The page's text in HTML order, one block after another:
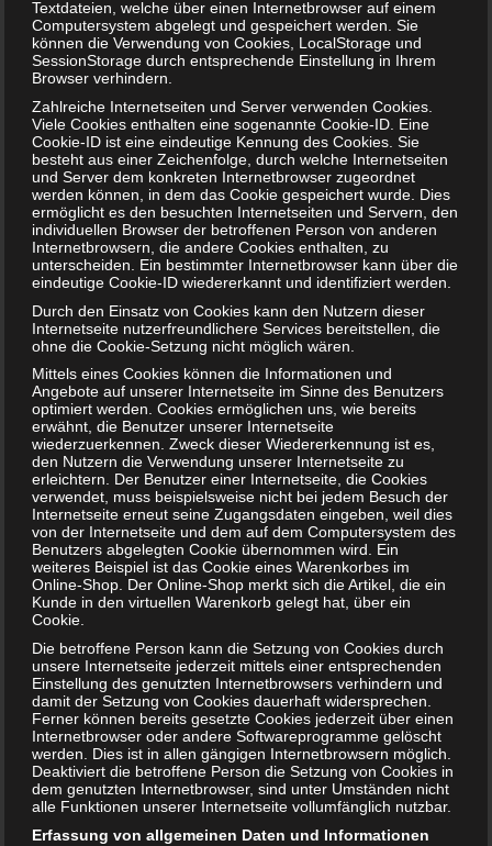
Pfannkuchen – einfach und lecker
7. MÄRZ 2023
Pfannkuchen mag einfach jeder. Ob groß, ob klein,
Pfannkuchen in allen Varianten werden immer gerne
genommen. Heute möchten wir euch ein sehr einfaches,
aber richtig…
WEITERLESEN...
Sushi in der Schwangerschaft – lieber die
Finger weg?
7. MÄRZ 2023
Sushi ist bekannt für seine leckeren und gleichzeitig
gesunden Zutaten und wird oft mit Sojasauce, Wasabi oder
Textdateien, welche über einen Internetbrowser auf einem
Computersystem abgelegt und gespeichert werden. Sie
können die Verwendung von Cookies, LocalStorage und
SessionStorage durch entsprechende Einstellung in Ihrem
Browser verhindern.
Zahlreiche Internetseiten und Server verwenden Cookies.
Viele Cookies enthalten eine sogenannte Cookie-ID. Eine
Cookie-ID ist eine eindeutige Kennung des Cookies. Sie
besteht aus einer Zeichenfolge, durch welche Internetseiten
und Server dem konkreten Internetbrowser zugeordnet
werden können, in dem das Cookie gespeichert wurde. Dies
ermöglicht es den besuchten Internetseiten und Servern, den
individuellen Browser der betroffenen Person von anderen
Internetbrowsern, die andere Cookies enthalten, zu
unterscheiden. Ein bestimmter Internetbrowser kann über die
eindeutige Cookie-ID wiedererkannt und identifiziert werden.
Durch den Einsatz von Cookies kann den Nutzern dieser
Internetseite nutzerfreundlichere Services bereitstellen, die
ohne die Cookie-Setzung nicht möglich wären.
Mittels eines Cookies können die Informationen und
Angebote auf unserer Internetseite im Sinne des Benutzers
optimiert werden. Cookies ermöglichen uns, wie bereits
erwähnt, die Benutzer unserer Internetseite
wiederzuerkennen. Zweck dieser Wiedererkennung ist es,
den Nutzern die Verwendung unserer Internetseite zu
erleichtern. Der Benutzer einer Internetseite, die Cookies
verwendet, muss beispielsweise nicht bei jedem Besuch der
Internetseite erneut seine Zugangsdaten eingeben, weil dies
von der Internetseite und dem auf dem Computersystem des
Benutzers abgelegten Cookie übernommen wird. Ein
weiteres Beispiel ist das Cookie eines Warenkorbes im
Online-Shop. Der Online-Shop merkt sich die Artikel, die ein
Kunde in den virtuellen Warenkorb gelegt hat, über ein
Cookie.
Die betroffene Person kann die Setzung von Cookies durch
unsere Internetseite jederzeit mittels einer entsprechenden
Einstellung des genutzten Internetbrowsers verhindern und
damit der Setzung von Cookies dauerhaft widersprechen.
Ferner können bereits gesetzte Cookies jederzeit über einen
Internetbrowser oder andere Softwareprogramme gelöscht
werden. Dies ist in allen gängigen Internetbrowsern möglich.
Deaktiviert die betroffene Person die Setzung von Cookies in
dem genutzten Internetbrowser, sind unter Umständen nicht
alle Funktionen unserer Internetseite vollumfänglich nutzbar.
Erfassung von allgemeinen Daten und Informationen